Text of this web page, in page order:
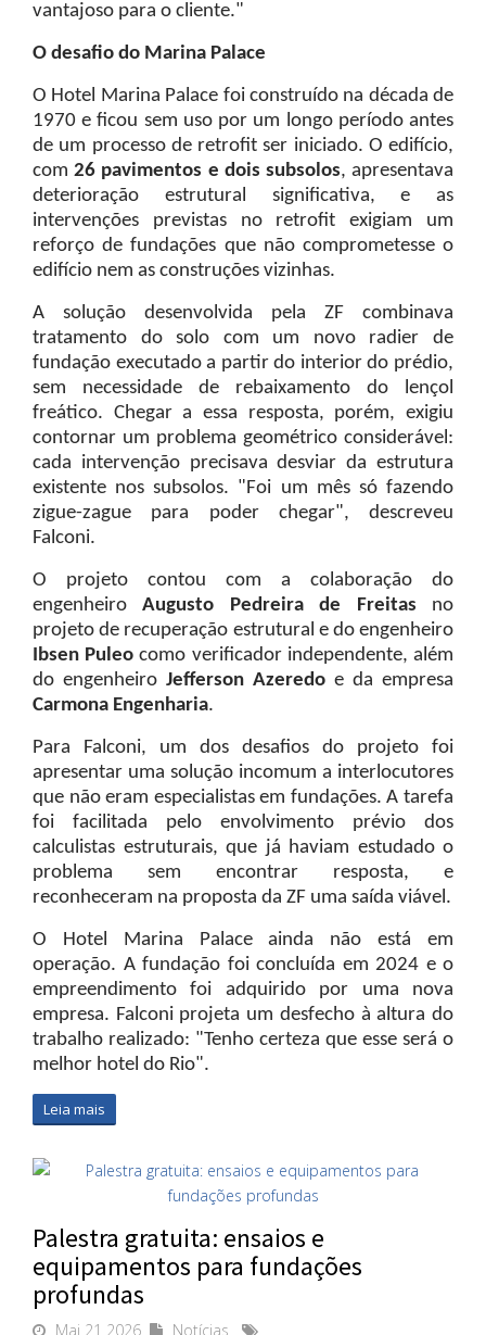
vantajoso para o cliente."
O desafio do Marina Palace
O Hotel Marina Palace foi construído na década de
1970 e ficou sem uso por um longo período antes
de um processo de retrofit ser iniciado. O edifício,
com26 pavimentos e dois subsolos, apresentava
deterioração estrutural significativa, e as
intervenções previstas no retrofit exigiam um
reforço de fundações que não comprometesse o
edifício nem as construções vizinhas.
A solução desenvolvida pela ZF combinava
tratamento do solo com um novo radier de
fundação executado a partir do interior do prédio,
sem necessidade de rebaixamento do lençol
freático. Chegar a essa resposta, porém, exigiu
contornar um problema geométrico considerável:
cada intervenção precisava desviar da estrutura
existente nos subsolos. "Foi um mês só fazendo
zigue-zague para poder chegar", descreveu
Falconi.
O projeto contou com a colaboração do
engenheiroAugusto Pedreira de Freitas no
projeto de recuperação estrutural e do engenheiro
Ibsen Puleo como verificador independente, além
do engenheiro Jefferson Azeredo e da empresa
Carmona Engenharia.
Para Falconi, um dos desafios do projeto foi
apresentar uma solução incomum a interlocutores
que não eram especialistas em fundações. A tarefa
foi facilitada pelo envolvimento prévio dos
calculistas estruturais, que já haviam estudado o
problema sem encontrar resposta, e
reconheceram na proposta da ZF uma saída viável.
O Hotel Marina Palace ainda não está em
operação. A fundação foi concluída em 2024 e o
empreendimento foi adquirido por uma nova
empresa. Falconi projeta um desfecho à altura do
trabalho realizado: "Tenho certeza que esse será o
melhor hotel do Rio".
Leia mais
Palestra gratuita: ensaios e
equipamentos para fundações
profundas
Mai 21 2026 Notícias